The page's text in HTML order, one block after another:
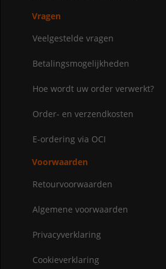
Vragen
Veelgestelde vragen
Betalingsmogelijkheden
Hoe wordt uw order verwerkt?
Order- en verzendkosten
E-ordering via OCI
Voorwaarden
Retourvoorwaarden
Algemene voorwaarden
Privacyverklaring
Cookieverklaring